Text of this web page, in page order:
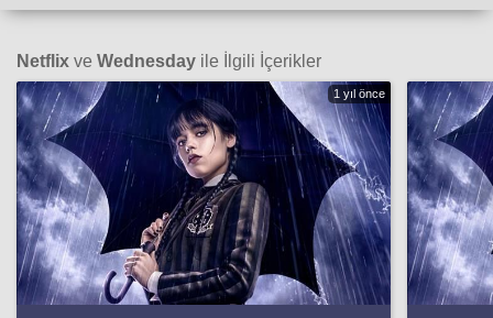
Netflix ve Wednesday ile İlgili İçerikler
1 yıl önce